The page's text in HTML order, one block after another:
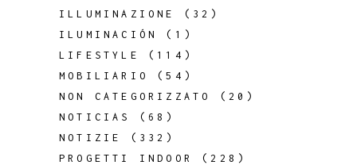
ILLUMINAZIONE
(32)
ILUMINACIÓN
(1)
LIFESTYLE
(114)
MOBILIARIO
(54)
NON CATEGORIZZATO
(20)
NOTICIAS
(68)
NOTIZIE
(332)
PROGETTI INDOOR
(228)